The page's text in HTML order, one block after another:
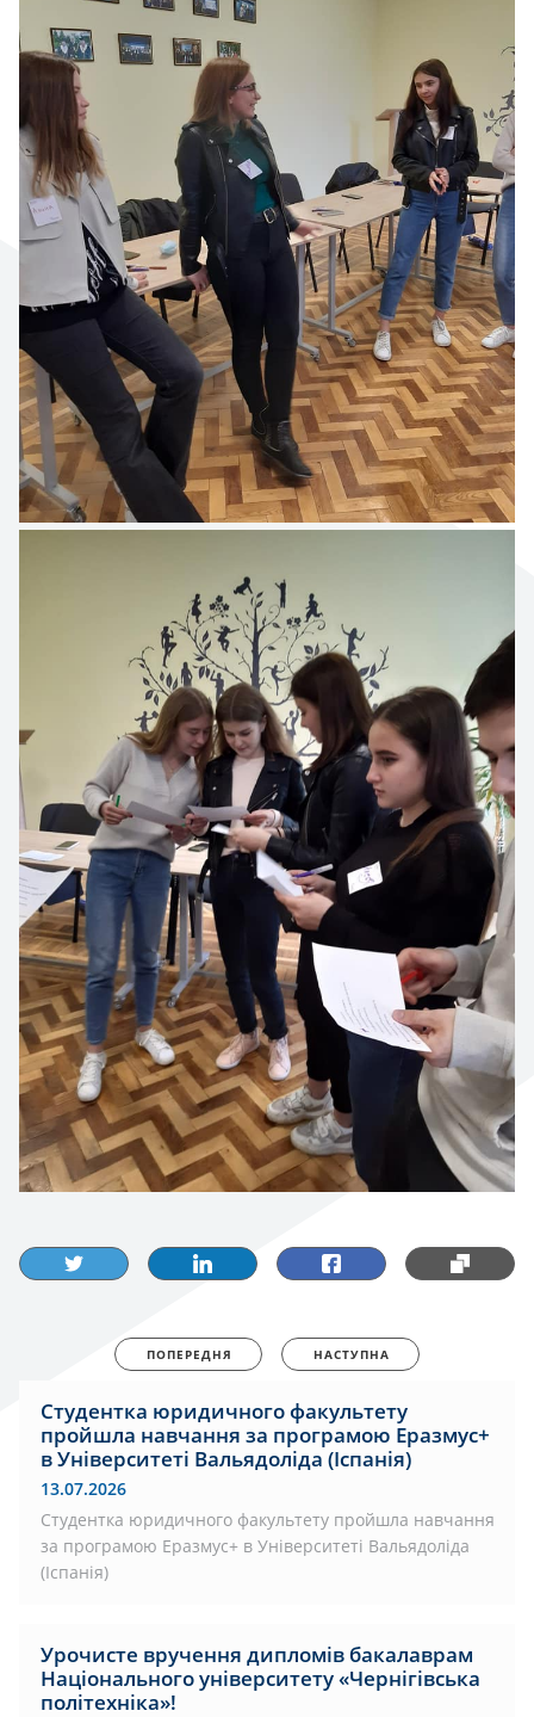
ПОПЕРЕДНЯ НАСТУПНА
Студентка юридичного факультету
пройшла навчання за програмою Еразмус+
в Університеті Вальядоліда (Іспанія)
13.07.2026
Студентка юридичного факультету пройшла навчання
за програмою Еразмус+ в Університеті Вальядоліда
(Іспанія)
Урочисте вручення дипломів бакалаврам
Національного університету «Чернігівська
політехніка»!